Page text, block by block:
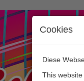
Cookies
Diese
This